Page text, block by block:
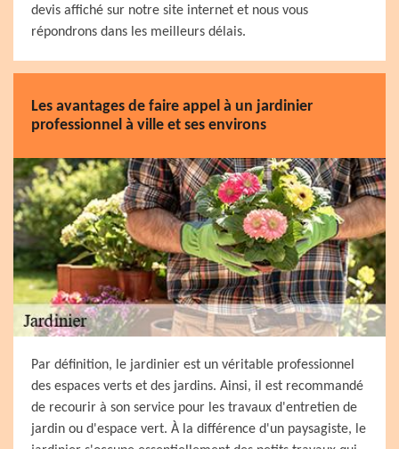
devis affiché sur notre site internet et nous vous
répondrons dans les meilleurs délais.
Les avantages de faire appel à un jardinier
professionnel à ville et ses environs
Par définition, le jardinier est un véritable professionnel
des espaces verts et des jardins. Ainsi, il est recommandé
de recourir à son service pour les travaux d'entretien de
jardin ou d'espace vert. À la différence d'un paysagiste, le